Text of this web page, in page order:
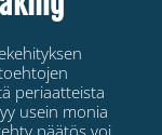
periaatteista
usein monia
päätös voi